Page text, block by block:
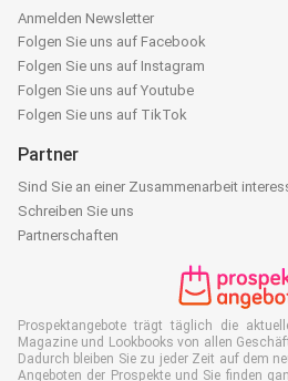
Anmelden Newsletter
Folgen Sie uns auf Facebook
Folgen Sie uns auf Instagram
Folgen Sie uns auf Youtube
Folgen Sie uns auf TikTok
Partner
Sind Sie an einer Zusammenarbeit
Schreiben Sie uns
Partnerschaften
Prospektangebote trägt täglich die
Magazine und Lookbooks von allen
Dadurch bleiben Sie zu jeder Zeit auf dem
Angeboten der Prospekte und Sie finden